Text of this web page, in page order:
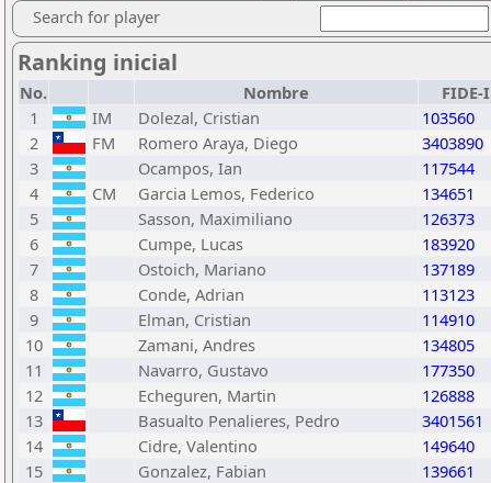
Search for player
Ranking inicial
No. Nombre
FIDE-
1
IM Dolezal, Cristian
103560
2
FM Romero Araya, Diego
3403890
3
Ocampos, Ian
117544
4
CM Garcia Lemos, Federico
134651
5
Sasson, Maximiliano
126373
6
Cumpe, Lucas
183920
7
Ostoich, Mariano
137189
8
Conde, Adrian
113123
9
Elman, Cristian
114910
10
Zamani, Andres
134805
11
Navarro, Gustavo
177350
12
Echeguren, Martin
126888
13
Basualto Penalieres, Pedro
3401561
14
Cidre, Valentino
149640
15
Gonzalez, Fabian
139661